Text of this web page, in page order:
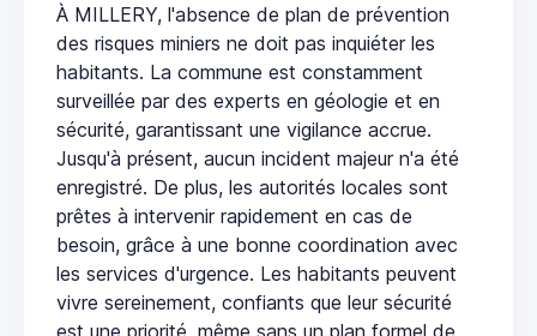
À MILLERY, l'absence de plan de prévention
des risques miniers ne doit pas inquiéter les
habitants. La commune est constamment
surveillée par des experts en géologie et en
sécurité, garantissant une vigilance accrue.
Jusqu'à présent, aucun incident majeur n'a été
enregistré. De plus, les autorités locales sont
prêtes à intervenir rapidement en cas de
besoin, grâce à une bonne coordination avec
les services d'urgence. Les habitants peuvent
vivre sereinement, confiants que leur sécurité
est une priorité, même sans un plan formel de